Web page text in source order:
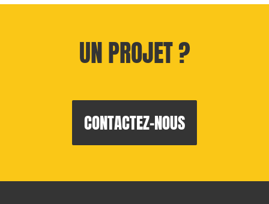
UN PROJET ?
CONTACTEZ-NOUS